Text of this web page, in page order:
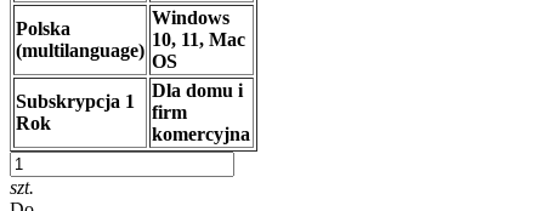
Polska
(multilanguage)
Windows
10, 11, Mac
OS
Subskrypcja 1
Rok
Dla domu i
firm
komercyjna
szt.